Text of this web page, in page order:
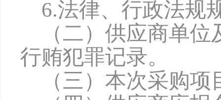
6.法律、行政法规
（二）供应商单
行贿犯罪记录。
（三）本次采购